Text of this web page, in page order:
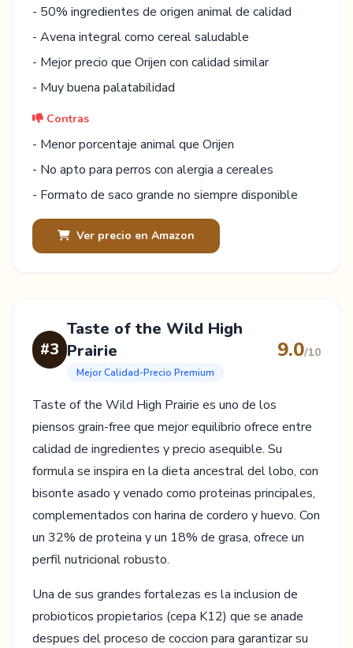
- 50% ingredientes de origen animal de calidad
- Avena integral como cereal saludable
- Mejor precio que Orijen con calidad similar
- Muy buena palatabilidad
Contras
- Menor porcentaje animal que Orijen
- No apto para perros con alergia a cereales
- Formato de saco grande no siempre disponible
Ver precio en Amazon
#3
Taste of the Wild High
Prairie
Mejor Calidad-Precio Premium
9.0/10
Taste of the Wild High Prairie es uno de los
piensos grain-free que mejor equilibrio ofrece entre
calidad de ingredientes y precio asequible. Su
formula se inspira en la dieta ancestral del lobo, con
bisonte asado y venado como proteinas principales,
complementados con harina de cordero y huevo. Con
un 32% de proteina y un 18% de grasa, ofrece un
perfil nutricional robusto.
Una de sus grandes fortalezas es la inclusion de
probioticos propietarios (cepa K12) que se anade
despues del proceso de coccion para garantizar su